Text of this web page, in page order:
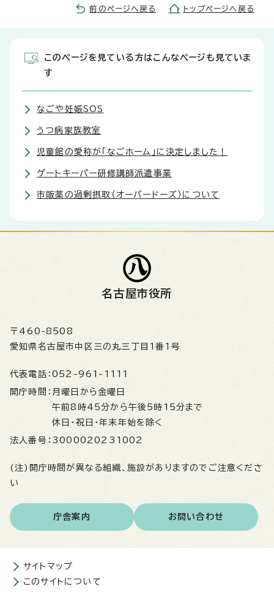
前のページへ戻る トップページへ戻る
このページを見ている方はこんなページも見ていま
す
なごや妊娠SOS
うつ病家族教室
児童館の愛称が「なごホーム」に決定しました！
ゲートキーパー研修講師派遣事業
市販薬の過剰摂取（オーバードーズ）について
名古屋市役所
〒460-8508
愛知県名古屋市中区三の丸三丁目1番1号
代表電話： 052-961-1111
開庁時間： 月曜日から金曜日
午前8時45分から午後5時15分まで
休日・祝日・年末年始を除く
法人番号： 3000020231002
(注)開庁時間が異なる組織、施設がありますのでご注意くださ
い
庁舎案内 お問い合わせ
サイトマップ
このサイトについて